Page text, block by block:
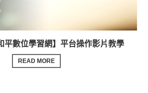
平數位學習網】平台操作影片教學
READ MORE